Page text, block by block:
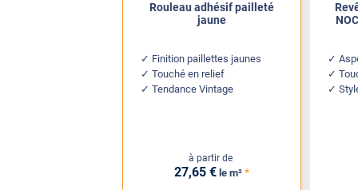
Rouleau adhésif pailleté
jaune
Finition paillettes jaunes
Touché en relief
Tendance Vintage
à partir de
27,65 € le m² *